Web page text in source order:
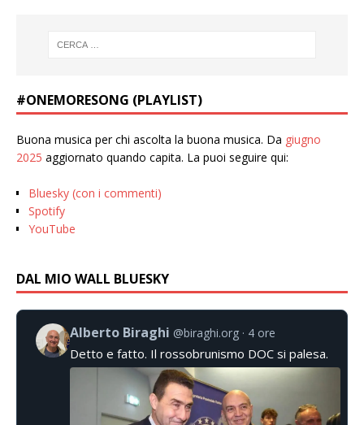
#ONEMORESONG (PLAYLIST)
Buona musica per chi ascolta la buona musica. Da giugno
2025 aggiornato quando capita. La puoi seguire qui:
Bluesky (con i commenti)
Spotify
YouTube
DAL MIO WALL BLUESKY
Alberto Biraghi @biraghi.org 4 ore
Detto e fatto. Il rossobrunismo DOC si palesa.